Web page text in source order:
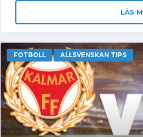
LÄS
FOTBOLL ALLSVENSKAN TIPS